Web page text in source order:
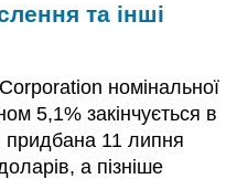
та інші
номінальної
5,1% закінчується в
придбана 11 липня
а пізніше